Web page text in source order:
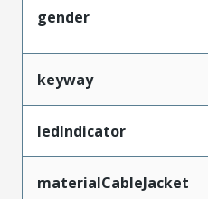
gender
keyway
ledIndicator
materialCableJacket